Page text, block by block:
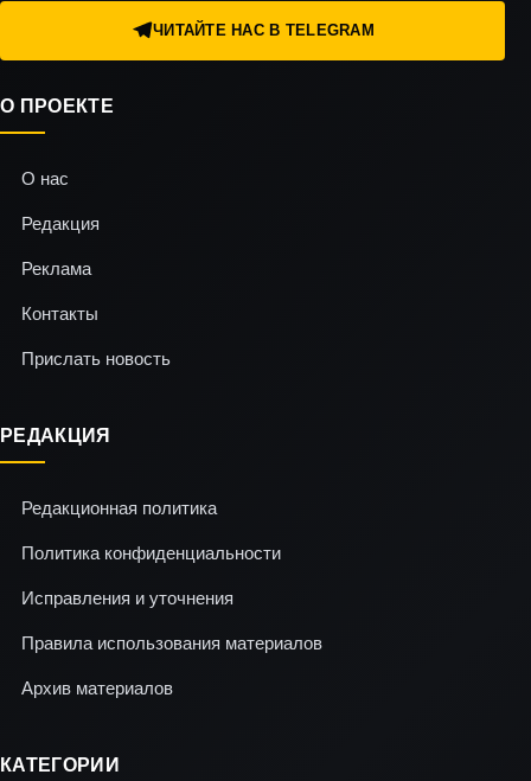
ЧИТАЙТЕ НАС В TELEGRAM
О ПРОЕКТЕ
О нас
Редакция
Реклама
Контакты
Прислать новость
РЕДАКЦИЯ
Редакционная политика
Политика конфиденциальности
Исправления и уточнения
Правила использования материалов
Архив материалов
КАТЕГОРИИ